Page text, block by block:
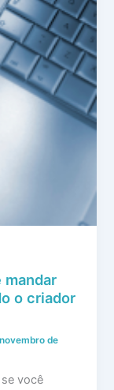
mandar
o criador
de
você